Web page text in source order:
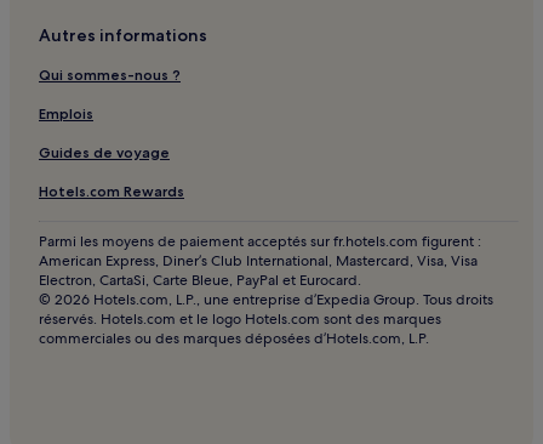
Azilal : hôtels
Aït Wankir : hôtels
Adafa : hôtels
Ait Ouaarda : hôtels
Aït Hallouane : hôtels
Taounza : hôtels
Autres informations
Qui sommes-nous ?
Emplois
Guides de voyage
Hotels.com Rewards
Parmi les moyens de paiement acceptés sur fr.hotels.com figurent :
American Express, Diner’s Club International, Mastercard, Visa, Visa
Electron, CartaSi, Carte Bleue, PayPal et Eurocard.
© 2026 Hotels.com, L.P., une entreprise d’Expedia Group. Tous droits
réservés. Hotels.com et le logo Hotels.com sont des marques
commerciales ou des marques déposées d’Hotels.com, L.P.